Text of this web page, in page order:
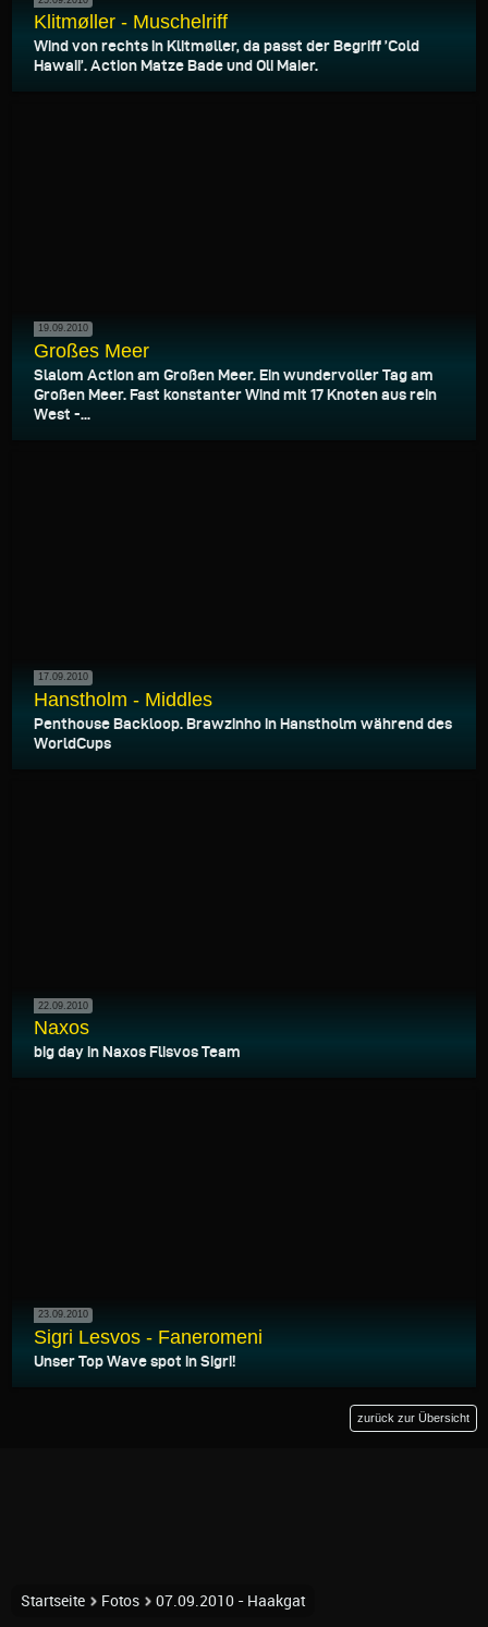
Klitmøller - Muschelriff
Wind von rechts in Klitmøller, da passt der Begriff ’Cold
Hawaii’. Action Matze Bade und Oli Maier.
19.09.2010
Großes Meer
Slalom Action am Großen Meer. Ein wundervoller Tag am
Großen Meer. Fast konstanter Wind mit 17 Knoten aus rein
West -...
17.09.2010
Hanstholm - Middles
Penthouse Backloop. Brawzinho in Hanstholm während des
WorldCups
22.09.2010
Naxos
big day in Naxos Flisvos Team
23.09.2010
Sigri Lesvos - Faneromeni
Unser Top Wave spot in Sigri!
zurück zur Übersicht
Startseite Fotos 07.09.2010 - Haakgat